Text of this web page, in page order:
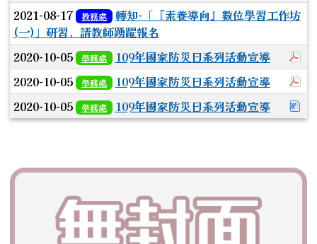
2021-08-17
教務處
轉知-「『素養導向』數位學習工作坊
(一)」研習，請教師踴躍報名
2020-10-05 學務處
109年國家防災日系列活動宣導
2020-10-05 學務處
109年國家防災日系列活動宣導
2020-10-05 學務處 109年國家防災日系列活動宣導